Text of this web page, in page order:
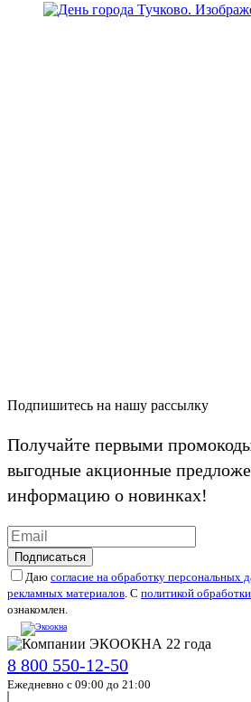
Подпишитесь на нашу рассылку
Получайте первыми
выгодные акционные
информацию о новинках!
Подписаться
Даю согласие на обработку персональных
рекламных материалов. С политикой
ознакомлен.
8 800 550-12-50
Ежедневно с 09:00 до 21:00